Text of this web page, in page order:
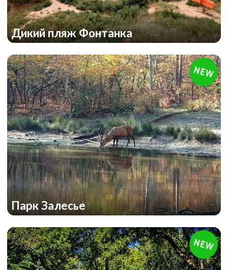
Дикий пляж Фонтанка
Парк Залесье